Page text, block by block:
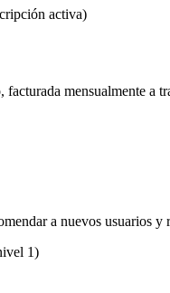
activa)
mensualmente a
a nuevos usuarios y
1)